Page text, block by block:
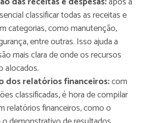
classificar todas as receitas e
categorias, como manutenção,
entre outras. Isso ajuda a
mais clara de onde os recursos
alocados.
dos relatórios financeiros:com
classificadas, é hora de compilar
relatórios financeiros, como o